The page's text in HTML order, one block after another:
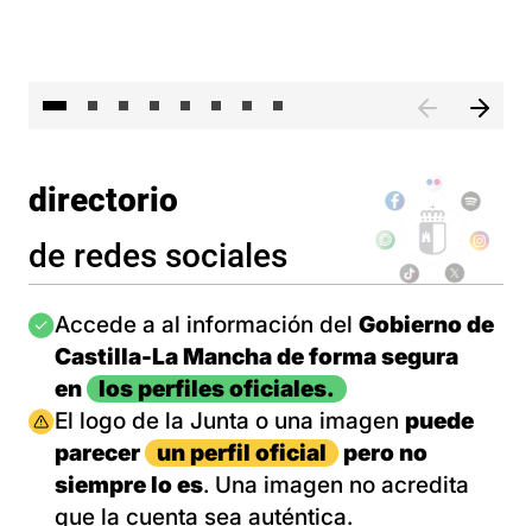
directorio
de redes sociales
Imagen
Accede a al información del Gobierno de
Castilla-La Mancha de forma segura
en
los perfiles oficiales.
Imagen
El logo de la Junta o una imagen puede
parecer
un perfil oficial
pero no
siempre lo es. Una imagen no acredita
que la cuenta sea auténtica.